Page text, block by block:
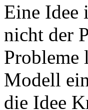
Eine Idee
nicht der
Probleme
Modell
die Idee